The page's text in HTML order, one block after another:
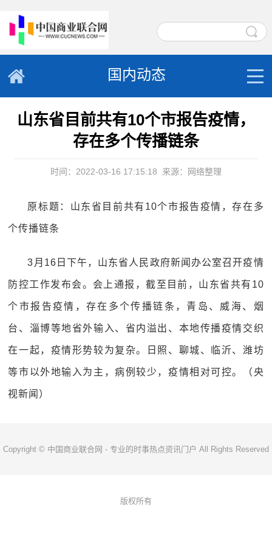
国内动态
山东省目前共有10个市报告疫情，
存在多个传播链条
时间：2022-03-16 17:15:18 来源：网络整理
原标题：山东省目前共有10个市报告疫情，存在多
个传播链条
3月16日下午，山东省人民政府新闻办公室召开疫情
防控工作发布会。会上通报，截至目前，山东省共有10
个市报告疫情，存在多个传播链条，青岛、威海、烟
台、淄博等地省外输入、省内溢出、本地传播疫情交织
在一起，疫情形势较为复杂。日照、聊城、临沂、潍坊
等市以外地输入为主，病例较少，疫情相对可控。（央
视新闻）
Copyright © 中国商业联合网 - 专业的时事热点资讯门户 All Rights Reserved
版权所有